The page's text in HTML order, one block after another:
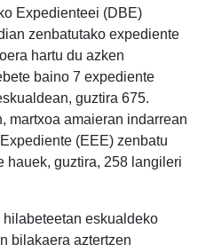
Expedienteei (DBE)
zenbatutako expediente
hartu du azken
baino 7 expediente
guztira 675.
martxoa amaieran indarrean
(EEE) zenbatu
hauek, guztira, 258 langileri
hilabeteetan eskualdeko
bilakaera aztertzen